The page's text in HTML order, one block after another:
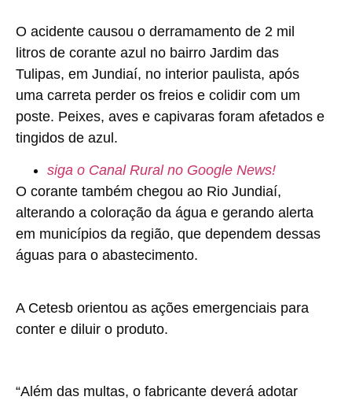
O acidente causou o derramamento de 2 mil
litros de corante azul no bairro Jardim das
Tulipas, em Jundiaí, no interior paulista, após
uma carreta perder os freios e colidir com um
poste. Peixes, aves e capivaras foram afetados e
tingidos de azul.
siga o Canal Rural no Google News!
O corante também chegou ao Rio Jundiaí,
alterando a coloração da água e gerando alerta
em municípios da região, que dependem dessas
águas para o abastecimento.
A Cetesb orientou as ações emergenciais para
conter e diluir o produto.
“Além das multas, o fabricante deverá adotar